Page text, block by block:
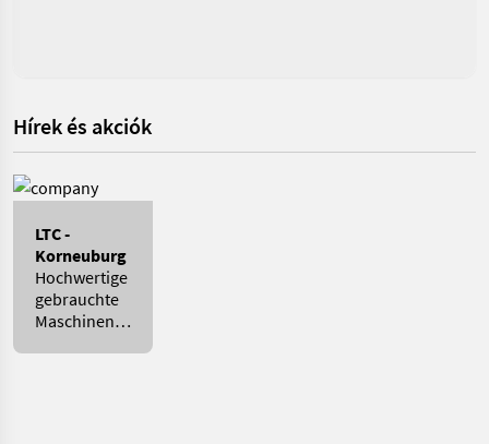
Hírek és akciók
LTC -
Korneuburg
Hochwertige
gebrauchte
Maschinen